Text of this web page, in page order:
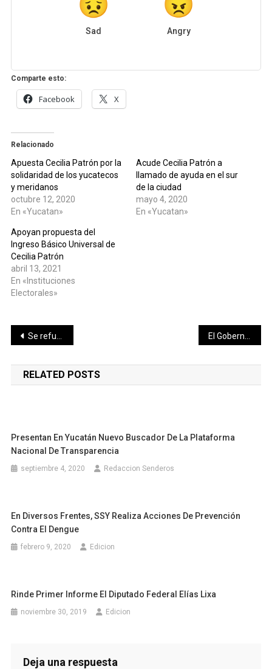
Sad Angry
Comparte esto:
Facebook X
Relacionado
Apuesta Cecilia Patrón por la
solidaridad de los yucatecos
y meridanos
octubre 12, 2020
En «Yucatan»
Acude Cecilia Patrón a
llamado de ayuda en el sur
de la ciudad
mayo 4, 2020
En «Yucatan»
Apoyan propuesta del
Ingreso Básico Universal de
Cecilia Patrón
abril 13, 2021
En «Instituciones
Electorales»
Navegación
de
entradas
Se refuerza campaña de promoción conjunta de Yucatán Península
RELATED POSTS
Presentan En Yucatán Nuevo Buscador De La Plataforma
Nacional De Transparencia
septiembre 4, 2020 Redaccion Senderos
En Diversos Frentes, SSY Realiza Acciones De Prevención
Contra El Dengue
febrero 9, 2020 Edicion
Rinde Primer Informe El Diputado Federal Elías Lixa
noviembre 30, 2019 Edicion
Deja una respuesta